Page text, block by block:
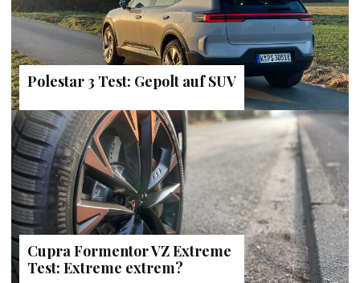
Polestar 3 Test: Gepolt auf SUV
Cupra Formentor VZ Extreme
Test: Extreme extrem?